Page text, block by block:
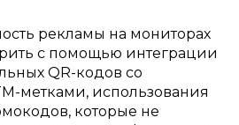
рекламы на мониторах
с помощью интеграции
QR-кодов со
метками, использования
которые не